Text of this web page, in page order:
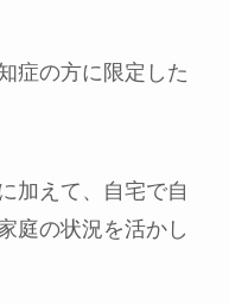
症の方に限定した
加えて、自宅で自
庭の状況を活かし